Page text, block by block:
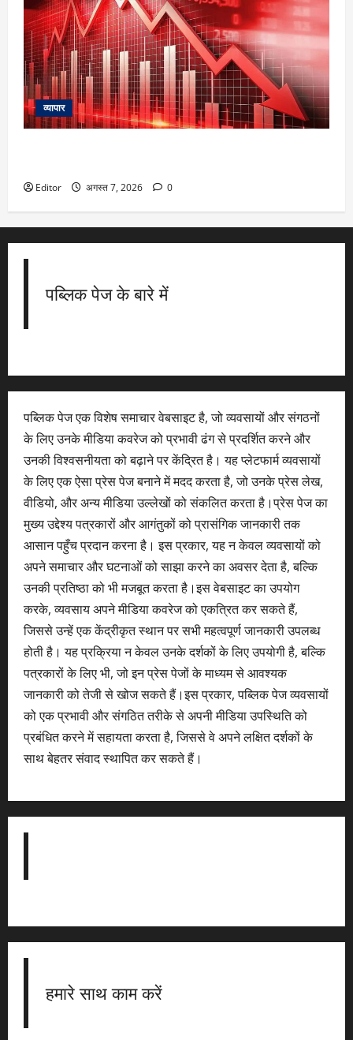
व्यापार
Editor अगस्त 7, 2026 0
पब्लिक पेज के बारे में
पब्लिक पेज एक विशेष समाचार वेबसाइट है, जो व्यवसायों और संगठनों
के लिए उनके मीडिया कवरेज को प्रभावी ढंग से प्रदर्शित करने और
उनकी विश्वसनीयता को बढ़ाने पर केंद्रित है। यह प्लेटफार्म व्यवसायों
के लिए एक ऐसा प्रेस पेज बनाने में मदद करता है, जो उनके प्रेस लेख,
वीडियो, और अन्य मीडिया उल्लेखों को संकलित करता है।प्रेस पेज का
मुख्य उद्देश्य पत्रकारों और आगंतुकों को प्रासंगिक जानकारी तक
आसान पहुँच प्रदान करना है। इस प्रकार, यह न केवल व्यवसायों को
अपने समाचार और घटनाओं को साझा करने का अवसर देता है, बल्कि
उनकी प्रतिष्ठा को भी मजबूत करता है।इस वेबसाइट का उपयोग
करके, व्यवसाय अपने मीडिया कवरेज को एकत्रित कर सकते हैं,
जिससे उन्हें एक केंद्रीकृत स्थान पर सभी महत्वपूर्ण जानकारी उपलब्ध
होती है। यह प्रक्रिया न केवल उनके दर्शकों के लिए उपयोगी है, बल्कि
पत्रकारों के लिए भी, जो इन प्रेस पेजों के माध्यम से आवश्यक
जानकारी को तेजी से खोज सकते हैं।इस प्रकार, पब्लिक पेज व्यवसायों
को एक प्रभावी और संगठित तरीके से अपनी मीडिया उपस्थिति को
प्रबंधित करने में सहायता करता है, जिससे वे अपने लक्षित दर्शकों के
साथ बेहतर संवाद स्थापित कर सकते हैं।
हमारे साथ काम करें